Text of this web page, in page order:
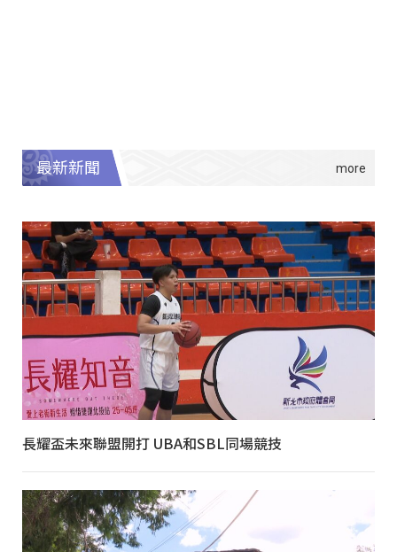
最新新聞
長耀盃未來聯盟開打 UBA和SBL同場競技